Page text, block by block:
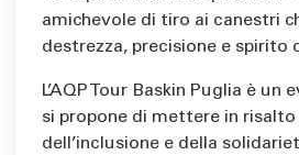
amichevole di tiro ai canestri
destrezza, precisione e spirito
L’AQP Tour Baskin Puglia è
si propone di mettere in risalto
dell’inclusione e della